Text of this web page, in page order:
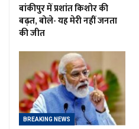
बांकीपुर में प्रशांत किशोर की
बढ़त, बोले- यह मेरी नहीं जनता
की जीत
BREAKING NEWS